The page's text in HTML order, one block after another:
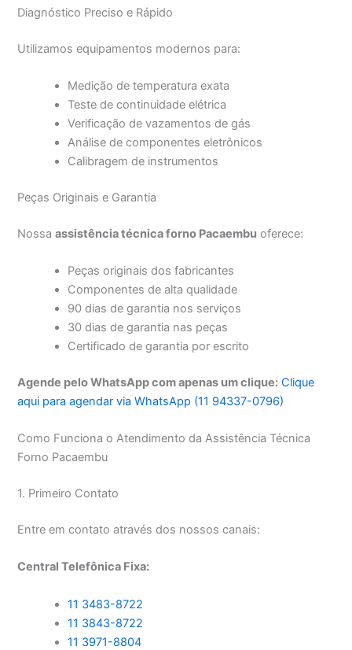
Diagnóstico Preciso e Rápido
Utilizamos equipamentos modernos para:
Medição de temperatura exata
Teste de continuidade elétrica
Verificação de vazamentos de gás
Análise de componentes eletrônicos
Calibragem de instrumentos
Peças Originais e Garantia
Nossaassistência técnica forno Pacaembu oferece:
Peças originais dos fabricantes
Componentes de alta qualidade
90 dias de garantia nos serviços
30 dias de garantia nas peças
Certificado de garantia por escrito
Agende pelo WhatsApp com apenas um clique: Clique
aqui para agendar via WhatsApp (11 94337-0796)
Como Funciona o Atendimento da Assistência Técnica
Forno Pacaembu
1. Primeiro Contato
Entre em contato através dos nossos canais:
Central Telefônica Fixa:
11 3483-8722
11 3843-8722
11 3971-8804